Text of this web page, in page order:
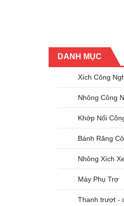
DANH MỤC
Xích Công
Nhông Công
Khớp Nối
Bánh Răng
Nhông Xích
Máy Phụ Trợ
Thanh trượt -